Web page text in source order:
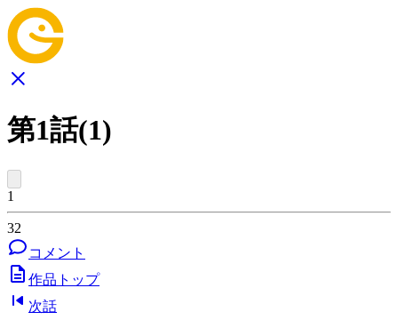
第1話(1)
1
32
コメント
作品トップ
次話